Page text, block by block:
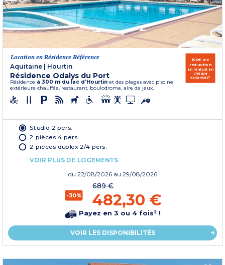
Location en Résidence Référence
Aquitaine
Hourtin
Résidence Odalys du Port
Résidence à 300 m du lac d'Hourtin et des plages avec piscine
extérieure chauffée, restaurant, boulodrome, aire de jeux.
150€ de
réduction
en réglant en
chèque
vacances*
Studio 2 pers.
2 pièces 4 pers.
2 pièces duplex 2/4 pers.
VOIR PLUS DE LOGEMENTS
du 22/08/2026 au 29/08/2026
-30%
689 €
482,30 €
Payez en 3 ou 4 fois² !
VOIR LES DISPONIBILITÉS